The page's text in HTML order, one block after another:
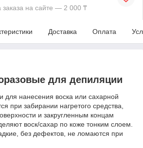
на сайте — 2 000 ₸
Доставка Оплата
для депиляции
для нанесения воска или сахарной
при забирании нагретого средства,
и закругленным концам
воск/сахар по коже тонким слоем.
без дефектов, не ломаются при